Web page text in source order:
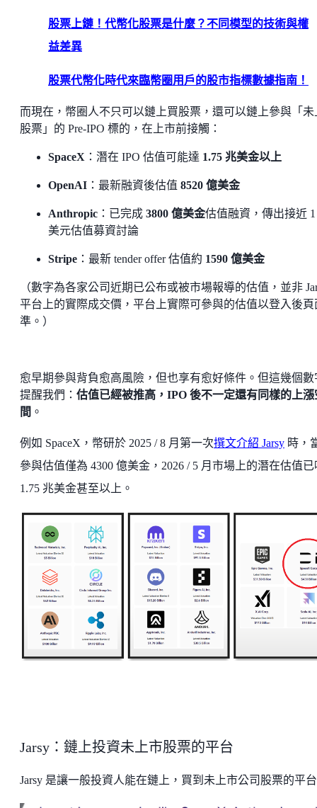
股票上鏈！代幣化股票是什麼？不同模型的技術與權
益差異
股票代幣化時代來臨幣圈用戶的股市指標數據指南！
而現在，幣圈人不只可以鏈上買股票，還可以鏈上參與「未
股票」的 Pre-IPO 標的，在上市前接觸：
SpaceX ：潛在 IPO 估值可能達 1.75 兆美金以上
OpenAI ：最新融資後估值 8520 億美金
Anthropic ：已完成 3800 億美金估值融資，傳出接近
美元估值募資討論
Stripe ：最新 tender offer 估值約 1590 億美金
（數字為各家公司近期已公布或被市場報導的估值，並非
平台上的實際成交價，平台上實際可參與的估值以登入後頁
準。）
愈早期參與背負愈高風險，但也享有愈好條件。但這幾個數
提醒我們： 估值已經被推高，IPO 後不一定還有同樣的上漲
間 。
例如 SpaceX，幣研於 2025 / 8 月第一次撰文介紹 Jarsy 時，
參與估值僅為 4300 億美金，2026 / 5 月市場上的潛在估值已
1.75 兆美金甚至以上。
Jarsy：鏈上投資未上市股票的平台
Jarsy 是讓一般投資人能在鏈上，買到未上市公司股票的平